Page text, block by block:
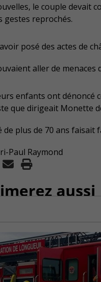
le couple devait
gestes reprochés.
posé des actes de
aller de
enfants ont dénoncé
que dirigeait Monette
de plus de 70 ans faisait
Paul Raymond
aussi